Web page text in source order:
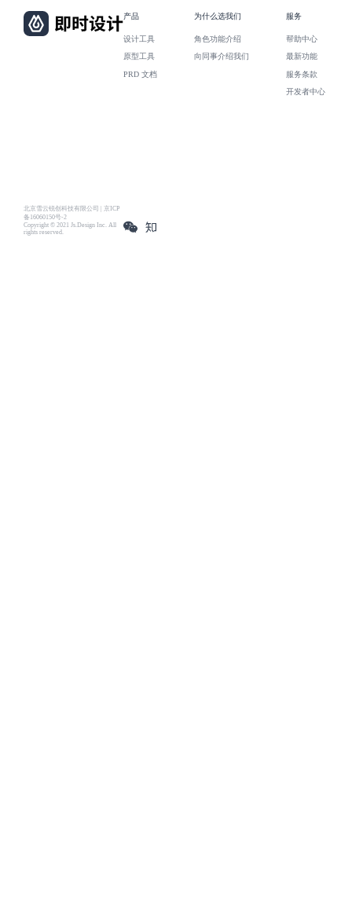
北京雪云锐创科技有限公司 | 京ICP
备16060150号-2
Copyright © 2021 Js.Design Inc. All
rights reserved.
产品
设计工具
原型工具
PRD 文档
为什么选我们
角色功能介绍
向同事介绍我们
服务
帮助中心
最新功能
服务条款
开发者中心